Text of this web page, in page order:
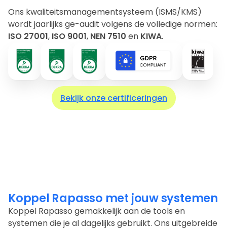
Ons kwaliteitsmanagementsysteem (ISMS/KMS)
wordt jaarlijks ge-audit volgens de volledige normen:
ISO 27001, ISO 9001, NEN 7510 en KIWA.
Bekijk onze certificeringen
Koppel Rapasso met jouw systemen
Koppel Rapasso gemakkelijk aan de tools en
systemen die je al dagelijks gebruikt. Ons uitgebreide